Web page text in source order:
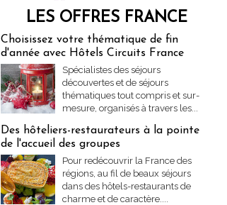
LES OFFRES FRANCE
Choisissez votre thématique de fin
d'année avec Hôtels Circuits France
Spécialistes des séjours
découvertes et de séjours
thématiques tout compris et sur-
mesure, organisés à travers les...
Des hôteliers-restaurateurs à la pointe
de l'accueil des groupes
Pour redécouvrir la France des
régions, au fil de beaux séjours
dans des hôtels-restaurants de
charme et de caractère....